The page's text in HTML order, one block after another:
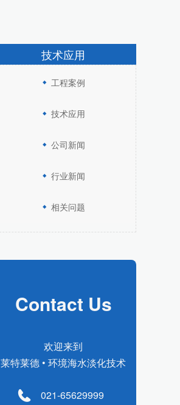
技术应用
工程案例
技术应用
公司新闻
行业新闻
相关问题
Contact Us
欢迎来到
莱特莱德 • 环境海水淡化技术
021-65629999